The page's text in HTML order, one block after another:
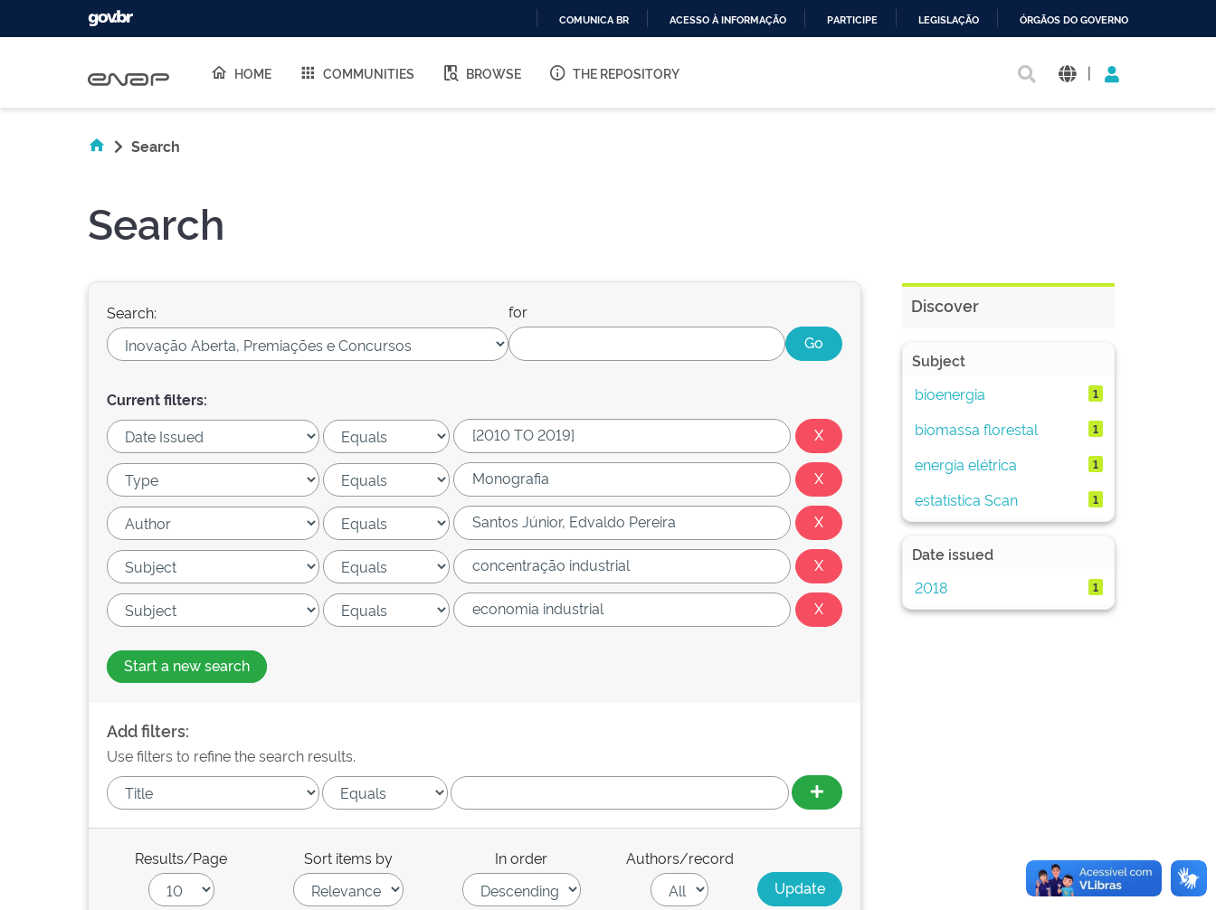
O
COMUNICA BR ACESSO À INFORMAÇÃO PARTICIPE LEGISLAÇÃO ÓRGÃOS DO GOVERNO
HOME COMMUNITIES BROWSE THE REPOSITORY |
Search
Search
Search: for
Current filters:
Start a new search
Add filters:
Use filters to refine the search results.
Results/Page Sort items by In order Authors/record
Discover
Subject
bioenergia
1
biomassa florestal 1
energia elétrica 1
estatística Scan 1
Date issued
2018
1